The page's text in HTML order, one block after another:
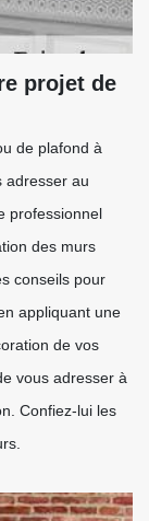
projet de
de plafond à
adresser au
professionnel
des murs
conseils pour
appliquant une
de vos
vous adresser à
Confiez-lui les